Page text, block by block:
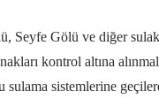
Gölü ve diğer sulak
kontrol altına
sulama sistemlerine